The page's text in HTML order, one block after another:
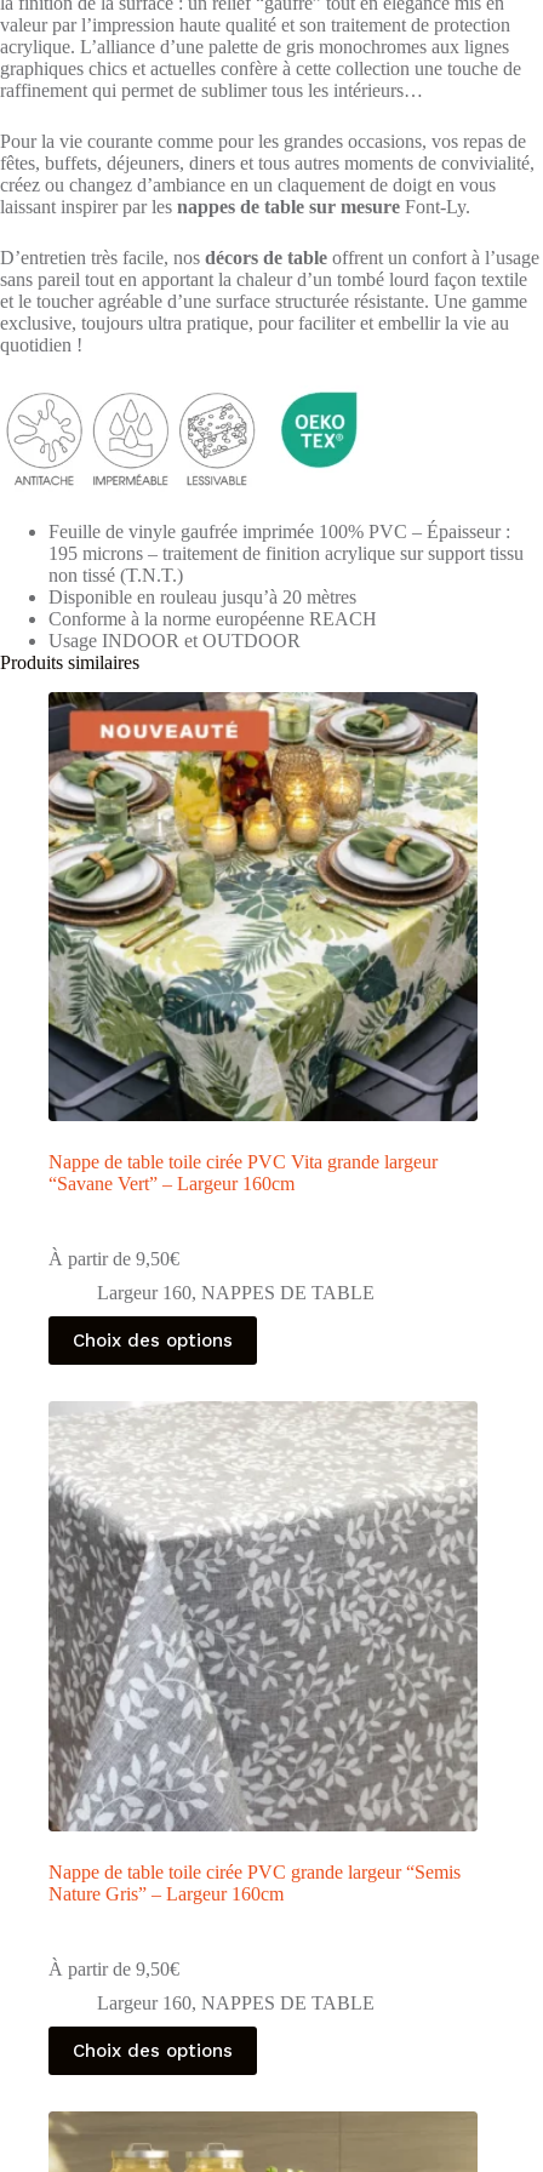
valeur par l’impression haute qualité et son traitement de protection
acrylique. L’alliance d’une palette de gris monochromes aux lignes
graphiques chics et actuelles confère à cette collection une touche de
raffinement qui permet de sublimer tous les intérieurs…
Pour la vie courante comme pour les grandes occasions, vos repas de
fêtes, buffets, déjeuners, diners et tous autres moments de convivialité,
créez ou changez d’ambiance en un claquement de doigt en vous
laissant inspirer par les nappes de table sur mesure Font-Ly.
D’entretien très facile, nos décors de table offrent un confort à l’usage
sans pareil tout en apportant la chaleur d’un tombé lourd façon textile
et le toucher agréable d’une surface structurée résistante. Une gamme
exclusive, toujours ultra pratique, pour faciliter et embellir la vie au
quotidien !
Feuille de vinyle gaufrée imprimée 100% PVC – Épaisseur :
195 microns – traitement de finition acrylique sur support tissu
non tissé (T.N.T.)
Disponible en rouleau jusqu’à 20 mètres
Conforme à la norme européenne REACH
Usage INDOOR et OUTDOOR
Produits similaires
Nappe de table toile cirée PVC Vita grande largeur
“Savane Vert” – Largeur 160cm
À partir de 9,50€
Largeur 160, NAPPES DE TABLE
Choix des options
Ce
produit
a
variations.
Les
options
peuvent
être
choisies
sur
la
page
du
produit
Nappe de table toile cirée PVC grande largeur “Semis
Nature Gris” – Largeur 160cm
À partir de 9,50€
Largeur 160, NAPPES DE TABLE
Choix des options
Ce
produit
a
variations.
Les
options